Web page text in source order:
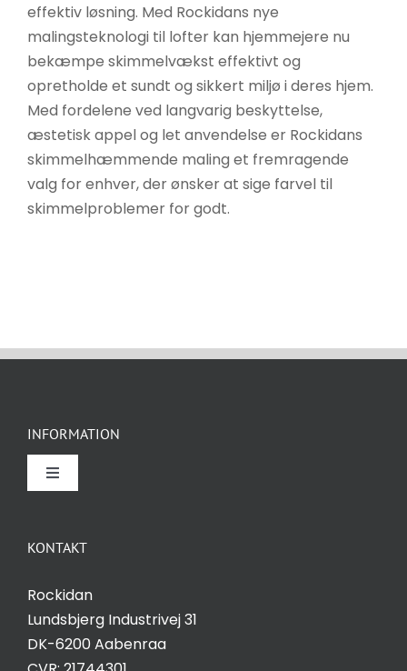
effektiv løsning. Med Rockidans nye
malingsteknologi til lofter kan hjemmejere nu
bekæmpe skimmelvækst effektivt og
opretholde et sundt og sikkert miljø i deres hjem.
Med fordelene ved langvarig beskyttelse,
æstetisk appel og let anvendelse er Rockidans
skimmelhæmmende maling et fremragende
valg for enhver, der ønsker at sige farvel til
skimmelproblemer for godt.
KONTAKT
Rockidan
Lundsbjerg Industrivej 31
DK-6200 Aabenraa
INFORMATION
Toggle
Salgs- og leveringsbetingelser